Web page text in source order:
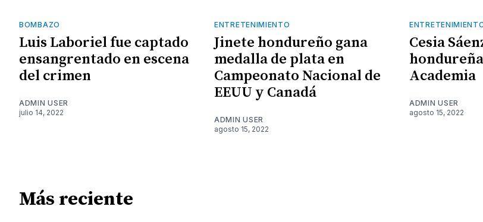
BOMBAZO
Luis Laboriel fue captado
ensangrentado en escena
del crimen
ADMIN USER
julio 14, 2022
ENTRETENIMIENTO
Jinete hondureño gana
medalla de plata en
Campeonato Nacional de
EEUU y Canadá
ADMIN USER
agosto 15, 2022
Cesia
Academia
ADMIN USER
agosto 15, 2022
Más reciente